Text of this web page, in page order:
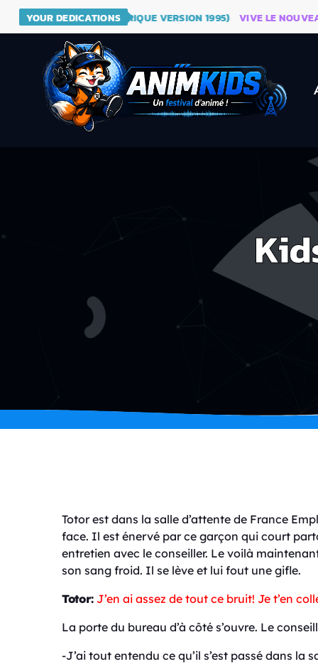
YOUR DEDICATIONS
BALL (GÉNÉRIQUE VERSION 1995) VIVE LE NOUVEAU
Totor est dans la salle d’attente de France
face. Il est énervé par ce garçon qui court
entretien avec le conseiller. Le voilà
son sang froid. Il se lève et lui fout une gifle.
Totor: J’en ai assez de tout ce bruit! Je t’en
La porte du bureau d’à côté s’ouvre. Le
-J’ai tout entendu ce qu’il s’est passé dans la